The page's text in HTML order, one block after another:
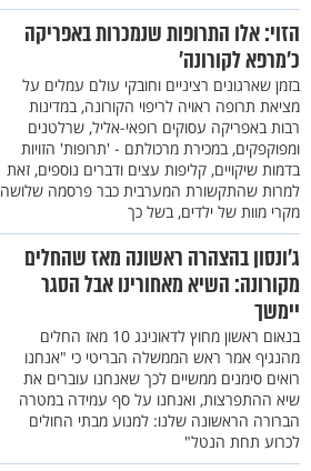
הזוי: אלו התרופות שנמכרות באפריקה
כ’מרפא לקורונה’
בזמן שארגונים רציניים וחובקי עולם עמלים על
מציאת תרופה ראויה לריפוי הקורונה, במדינות
רבות באפריקה עסוקים רופאי-אליל, שרלטנים
ומפוקפקים, במכירת מרכולתם - 'תרופות' הזויות
בדמות שיקויים, קליפות עצים ודברים נוספים, זאת
למרות שהתקשורת המערבית כבר פרסמה שלושה
מקרי מוות של ילדים, בשל כך
ג'ונסון בהצהרה ראשונה מאז שהחלים
מקורונה: השיא מאחורינו אבל הסגר
יימשך
בנאום ראשון מחוץ לדאונינג 10 מאז החלים
מהנגיף אמר ראש הממשלה הבריטי כי "אנחנו
רואים סימנים ממשיים לכך שאנחנו עוברים את
שיא ההתפרצות, ואנחנו על סף עמידה במטרה
הברורה הראשונה שלנו: למנוע מבתי החולים
לכרוע תחת הנטל"